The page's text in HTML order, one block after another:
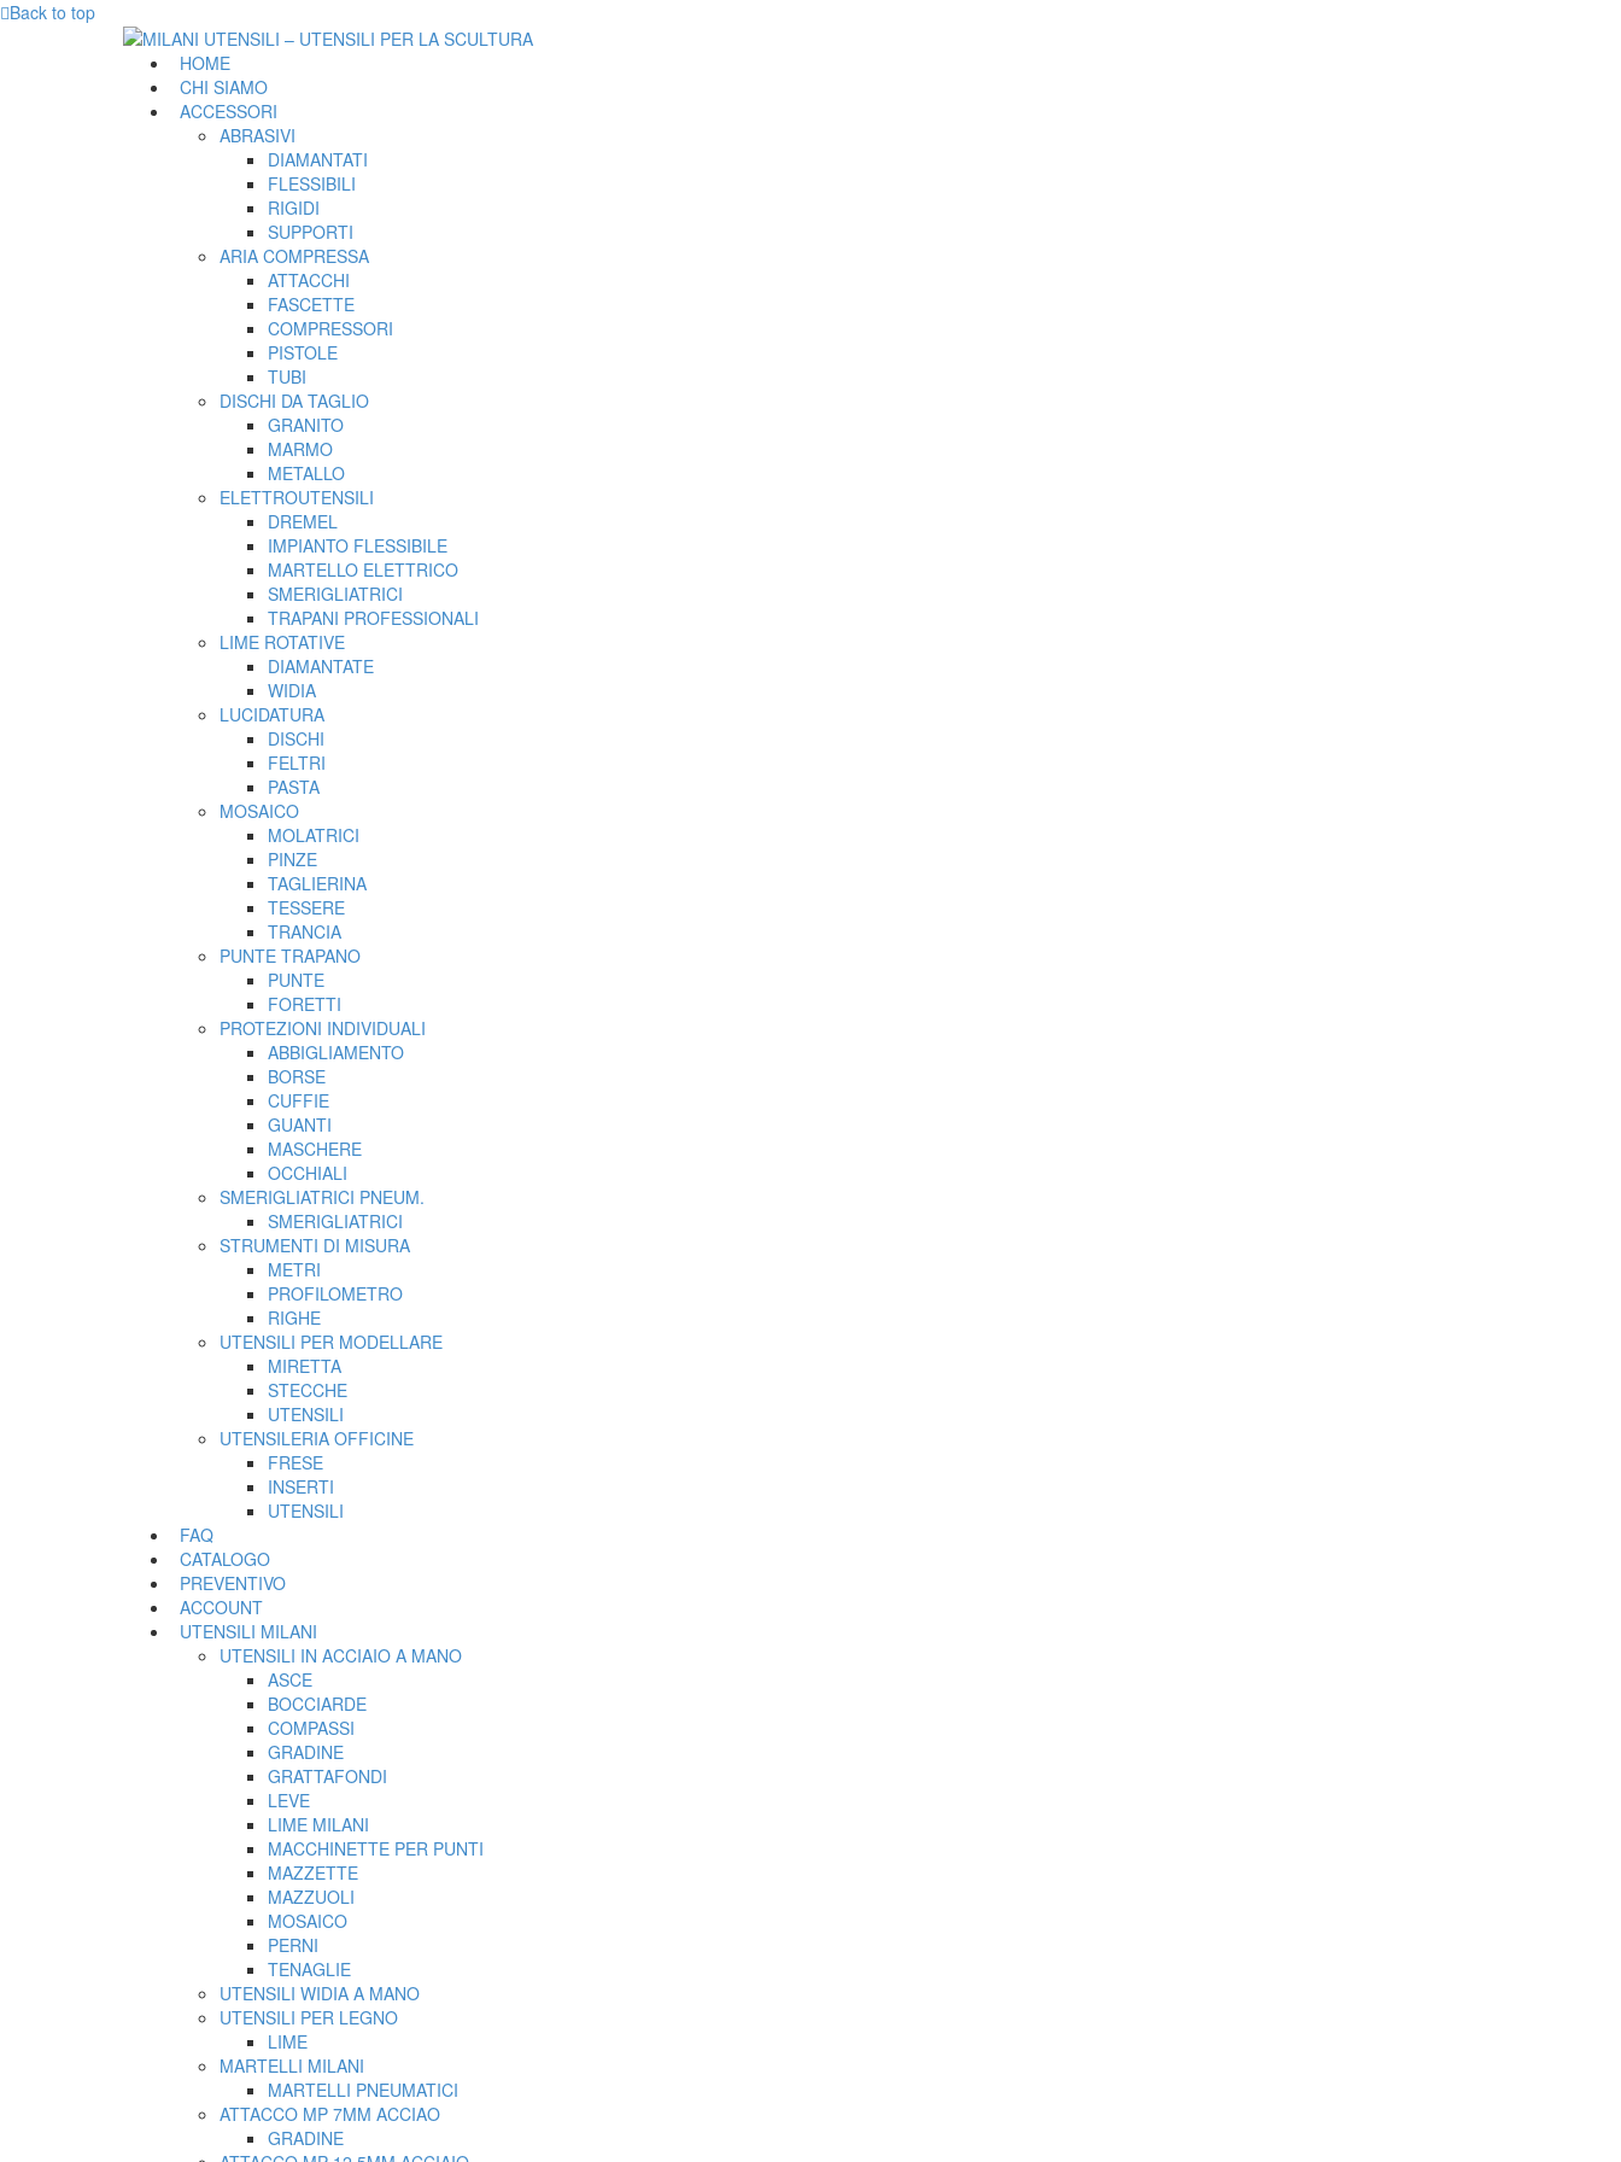
Back to top
HOME
CHI SIAMO
ACCESSORI
ABRASIVI
DIAMANTATI
FLESSIBILI
RIGIDI
SUPPORTI
ARIA COMPRESSA
ATTACCHI
FASCETTE
COMPRESSORI
PISTOLE
TUBI
DISCHI DA TAGLIO
GRANITO
MARMO
METALLO
ELETTROUTENSILI
DREMEL
IMPIANTO FLESSIBILE
MARTELLO ELETTRICO
SMERIGLIATRICI
TRAPANI PROFESSIONALI
LIME ROTATIVE
DIAMANTATE
WIDIA
LUCIDATURA
DISCHI
FELTRI
PASTA
MOSAICO
MOLATRICI
PINZE
TAGLIERINA
TESSERE
TRANCIA
PUNTE TRAPANO
PUNTE
FORETTI
PROTEZIONI INDIVIDUALI
ABBIGLIAMENTO
BORSE
CUFFIE
GUANTI
MASCHERE
OCCHIALI
SMERIGLIATRICI PNEUM.
SMERIGLIATRICI
STRUMENTI DI MISURA
METRI
PROFILOMETRO
RIGHE
UTENSILI PER MODELLARE
MIRETTA
STECCHE
UTENSILI
UTENSILERIA OFFICINE
FRESE
INSERTI
UTENSILI
FAQ
CATALOGO
PREVENTIVO
ACCOUNT
UTENSILI MILANI
UTENSILI IN ACCIAIO A MANO
ASCE
BOCCIARDE
COMPASSI
GRADINE
GRATTAFONDI
LEVE
LIME MILANI
MACCHINETTE PER PUNTI
MAZZETTE
MAZZUOLI
MOSAICO
PERNI
TENAGLIE
UTENSILI WIDIA A MANO
UTENSILI PER LEGNO
LIME
MARTELLI MILANI
MARTELLI PNEUMATICI
ATTACCO MP 7MM ACCIAO
GRADINE